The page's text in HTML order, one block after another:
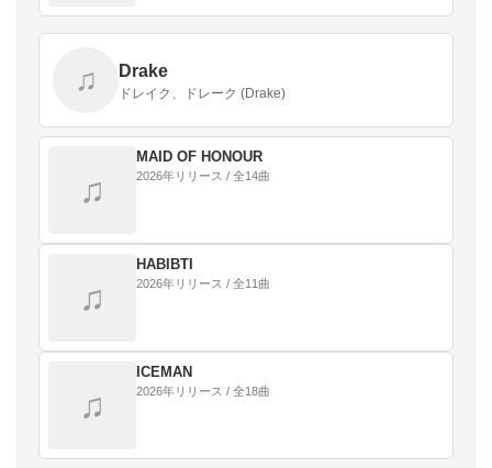
♫ Drake
ドレイク、ドレーク (Drake)
♫
MAID OF HONOUR
2026年リリース / 全14曲
♫
HABIBTI
2026年リリース / 全11曲
♫
ICEMAN
2026年リリース / 全18曲